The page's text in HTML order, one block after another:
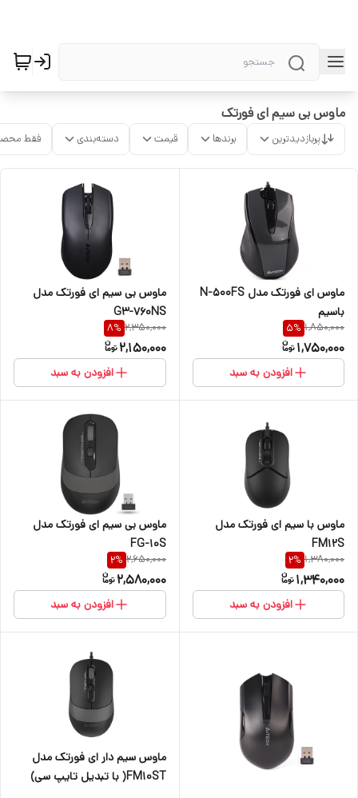
ماوس بی سیم ای فورتک
پربازدیدترین برندها قیمت دسته‌بندی فقط
ماوس ای فورتک مدل N-500FS
باسیم
1,850,000
5%
1,750,000
افزودن به سبد
ماوس بی سیم ای فورتک مدل
G3-760NS
2,350,000
8%
2,150,000
افزودن به سبد
ماوس با سیم ای فورتک مدل
FM12S
1,380,000
2%
1,340,000
افزودن به سبد
ماوس بی سیم ای فورتک مدل
FG-10S
2,650,000
2%
2,580,000
افزودن به سبد
ماوس سیم دار ای فورتک مدل
FM10ST( با تبدیل تایپ سی)